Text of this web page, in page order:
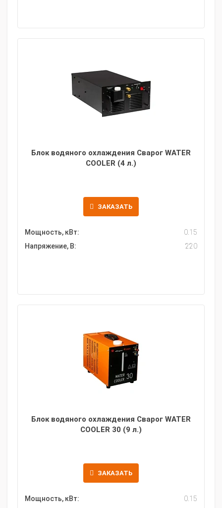
Блок водяного охлаждения Сварог WATER
COOLER (4 л.)
ЗАКАЗАТЬ
Мощность, кВт:
0.15
Напряжение, В:
220
Блок водяного охлаждения Сварог WATER
COOLER 30 (9 л.)
ЗАКАЗАТЬ
Мощность, кВт:
0.15